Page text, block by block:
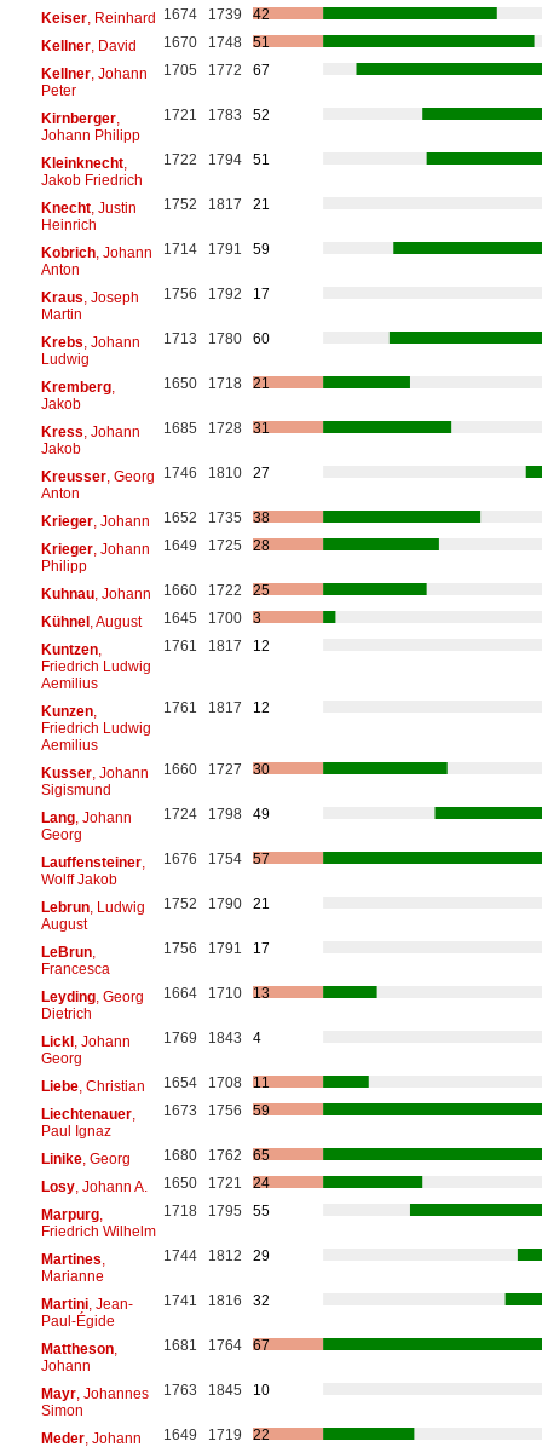
Keiser, Reinhard 1674 1739
42
Kellner, David 1670 1748
51
Kellner, Johann
Peter
1705 1772 67
Kirnberger,
Johann Philipp
1721 1783 52
Kleinknecht,
Jakob Friedrich
1722 1794 51
Knecht, Justin
Heinrich
1752 1817 21
Kobrich, Johann
Anton
1714 1791 59
Kraus , Joseph
Martin
1756 1792 17
Krebs , Johann
Ludwig
1713 1780 60
Kremberg,
Jakob
1650 1718 21
Kress , Johann
Jakob
1685 1728 31
Kreusser, Georg
Anton
1746 1810 27
Krieger, Johann 1652 1735
38
Krieger, Johann
Philipp
1649 1725 28
Kuhnau, Johann 1660 1722
25
Kühnel, August 1645 1700
3
Kuntzen,
Friedrich Ludwig
Aemilius
1761 1817 12
Kunzen,
Friedrich Ludwig
Aemilius
1761 1817 12
Kusser, Johann
Sigismund
1660 1727 30
Lang, Johann
Georg
1724 1798 49
Lauffensteiner,
Wolff Jakob
1676 1754 57
Lebrun, Ludwig
August
1752 1790 21
LeBrun,
Francesca
1756 1791 17
Leyding, Georg
Dietrich
1664 1710 13
Lickl, Johann
Georg
1769 1843 4
Liebe, Christian 1654 1708
11
Liechtenauer,
Paul Ignaz
1673 1756 59
Linike, Georg 1680 1762
65
Losy, Johann A. 1650 1721
24
Marpurg,
Friedrich Wilhelm
1718 1795 55
Martines
Marianne
1744 1812 29
Martini, Jean-
Paul-Égide
1741 1816 32
Mattheson,
Johann
1681 1764 67
Mayr, Johannes
Simon
1763 1845 10
Meder, Johann
1649 1719 22